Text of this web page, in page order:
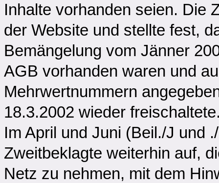
Inhalte vorhanden seien. Die
der Website und stellte fest,
Bemängelung vom Jänner
AGB vorhanden waren und
Mehrwertnummern
18.3.2002 wieder
Im April und Juni (Beil./J und
Zweitbeklagte weiterhin auf,
Netz zu nehmen, mit dem